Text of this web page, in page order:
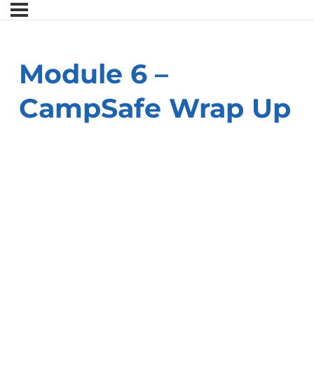
Module 6 –
CampSafe Wrap Up